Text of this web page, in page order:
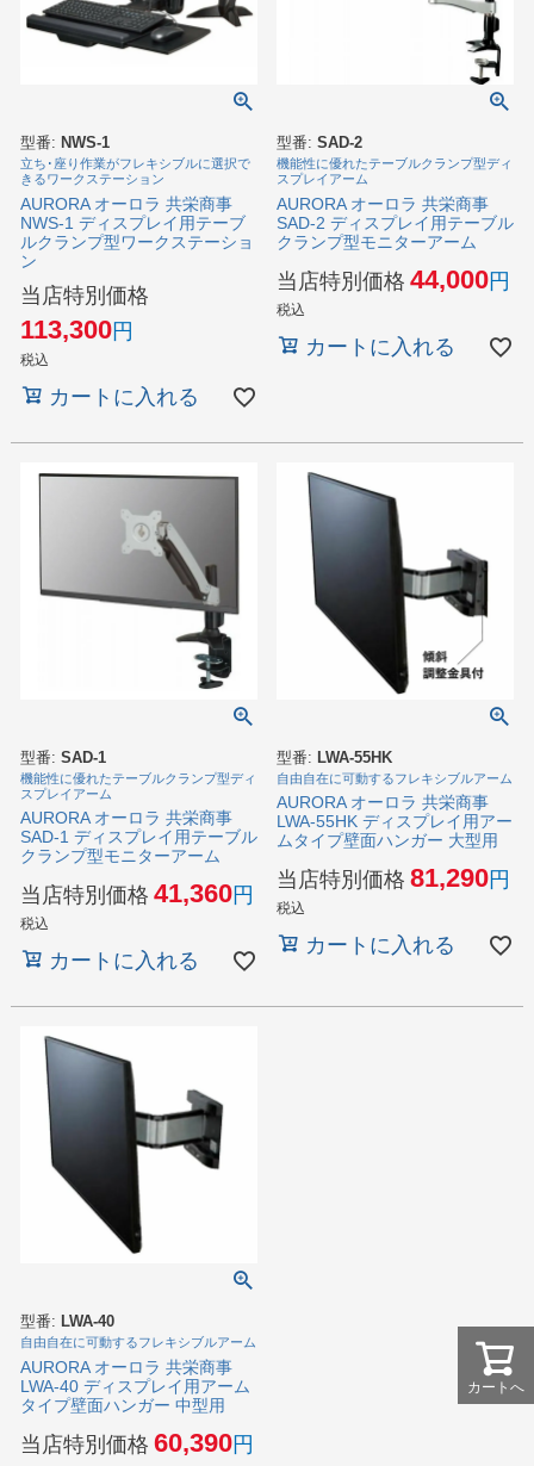
型番: NWS-1
立ち･座り作業がフレキシブルに選択で
きるワークステーション
AURORA オーロラ 共栄商事
NWS-1 ディスプレイ用テーブ
ルクランプ型ワークステーショ
ン
当店特別価格
113,300
税込
カートに入れる
型番: SAD-2
機能性に優れたテーブルクランプ型ディ
スプレイアーム
AURORA オーロラ 共栄商事
SAD-2 ディスプレイ用テーブル
クランプ型モニターアーム
当店特別価格 44,000
税込
カートに入れる
型番: SAD-1
機能性に優れたテーブルクランプ型ディ
スプレイアーム
AURORA オーロラ 共栄商事
SAD-1 ディスプレイ用テーブル
クランプ型モニターアーム
当店特別価格 41,360
税込
カートに入れる
型番: LWA-55HK
自由自在に可動するフレキシブルアーム
AURORA オーロラ 共栄商事
LWA-55HK ディスプレイ用アー
ムタイプ壁面ハンガー 大型用
当店特別価格 81,290
税込
カートに入れる
型番: LWA-40
自由自在に可動するフレキシブルアーム
AURORA オーロラ 共栄商事
LWA-40 ディスプレイ用アーム
タイプ壁面ハンガー 中型用
当店特別価格 60,390
カートへ